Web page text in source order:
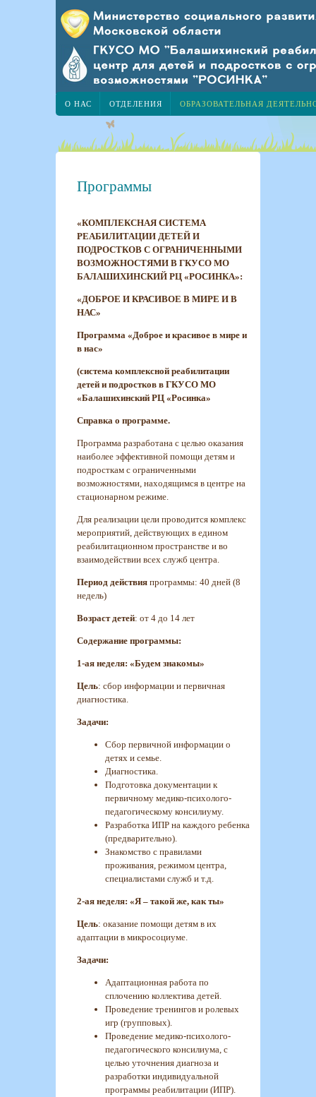
О НАС ОТДЕЛЕНИЯ ОБРАЗОВАТЕЛЬНАЯ
Программы
«КОМПЛЕКСНАЯ СИСТЕМА
РЕАБИЛИТАЦИИ ДЕТЕЙ И
ПОДРОСТКОВ С ОГРАНИЧЕННЫМИ
ВОЗМОЖНОСТЯМИ В ГКУСО МО
БАЛАШИХИНСКИЙ РЦ «РОСИНКА»:
«ДОБРОЕ И КРАСИВОЕ В МИРЕ И В
НАС»
Программа «Доброе и красивое в мире и
в нас»
(система комплексной реабилитации
детей и подростков в ГКУСО МО
«Балашихинский РЦ «Росинка»
Cправка о программе.
Программа разработана с целью оказания
наиболее эффективной помощи детям и
подросткам с ограниченными
возможностями, находящимся в центре на
стационарном режиме.
Для реализации цели проводится комплекс
мероприятий, действующих в едином
реабилитационном пространстве и во
взаимодействии всех служб центра.
Период действия программы: 40 дней (8
недель)
Возраст детей: от 4 до 14 лет
Содержание программы:
1-ая неделя: «Будем знакомы»
Цель: сбор информации и первичная
диагностика.
Задачи:
Сбор первичной информации о
детях и семье.
Диагностика.
Подготовка документации к
первичному медико-психолого-
педагогическому консилиуму.
Разработка ИПР на каждого ребенка
(предварительно).
Знакомство с правилами
проживания, режимом центра,
специалистами служб и т.д.
2-ая неделя: «Я – такой же, как ты»
Цель: оказание помощи детям в их
адаптации в микросоциуме.
Задачи:
Адаптационная работа по
сплочению коллектива детей.
Проведение тренингов и ролевых
игр (групповых).
Проведение медико-психолого-
педагогического консилиума, с
целью уточнения диагноза и
разработки индивидуальной
программы реабилитации (ИПР).